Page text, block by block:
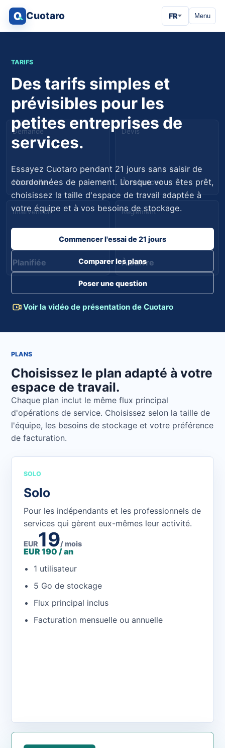
Cuotaro FR Menu
Demande
Nouvelle
Devis
À relancer
Intervention
Planifiée
Règlement
À suivre
TARIFS
Des tarifs simples et
prévisibles pour les
petites entreprises de
services.
Essayez Cuotaro pendant 21 jours sans saisir de
coordonnées de paiement. Lorsque vous êtes prêt,
choisissez la taille d'espace de travail adaptée à
votre équipe et à vos besoins de stockage.
Commencer l'essai de 21 jours
Comparer les plans
Poser une question
Voir la vidéo de présentation de Cuotaro
PLANS
Choisissez le plan adapté à votre
espace de travail.
Chaque plan inclut le même flux principal
d'opérations de service. Choisissez selon la taille de
l'équipe, les besoins de stockage et votre préférence
de facturation.
SOLO
Solo
Pour les indépendants et les professionnels de
services qui gèrent eux-mêmes leur activité.
EUR19/ mois
EUR 190 / an
1 utilisateur
5 Go de stockage
Flux principal inclus
Facturation mensuelle ou annuelle